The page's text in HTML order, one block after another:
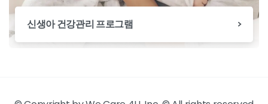
신생아 건강관리 프로그램